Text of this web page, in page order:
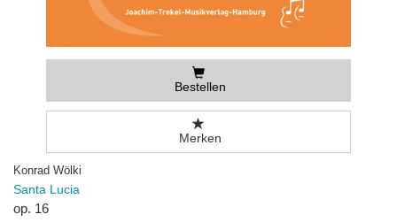
Bestellen
Merken
Konrad Wölki
Santa Lucia
op. 16